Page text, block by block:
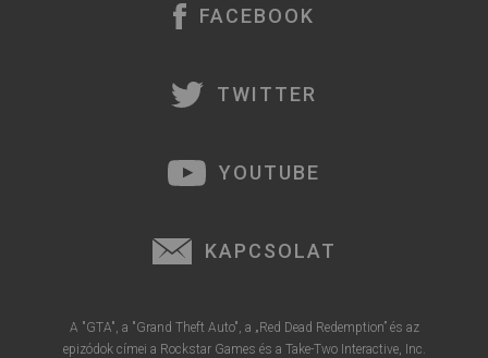
FACEBOOK
TWITTER
YOUTUBE
KAPCSOLAT
A "GTA", a "Grand Theft Auto", a „Red Dead Redemption” és az
epizódok címei a Rockstar Games és a Take-Two Interactive, Inc.